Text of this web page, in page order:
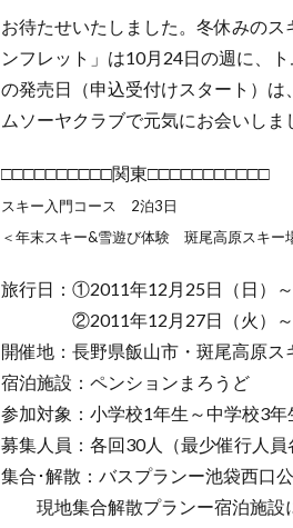
お待たせいたしました。冬休みの
ンフレット」は10月24日の週に、
の発売日（申込受付けスタート）
ムソーヤクラブで元気にお会いし
□□□□□□□□□□関東□□□□□□□□□□□
スキー入門コース 2泊3日
＜年末スキー&雪遊び体験 斑尾高原スキー
旅行日：①2011年12月25日（日）～
②2011年12月27日（火）～
開催地：長野県飯山市・斑尾高原ス
宿泊施設：ペンションまろうど
参加対象：小学校1年生～中学校3年
募集人員：各回30人（最少催行人員
集合･解散：バスプランー池袋西口
現地集合解散プランー宿泊施設